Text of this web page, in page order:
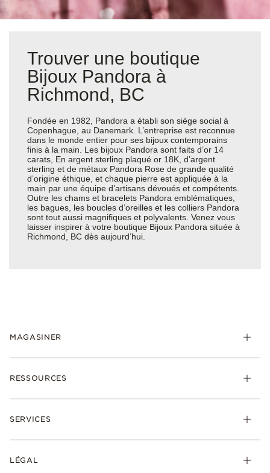
Trouver une boutique
Bijoux Pandora à
Richmond, BC
Fondée en 1982, Pandora a établi son siège social à
Copenhague, au Danemark. L’entreprise est reconnue
dans le monde entier pour ses bijoux contemporains
finis à la main. Les bijoux Pandora sont faits d’or 14
carats, En argent sterling plaqué or 18K, d’argent
sterling et de métaux Pandora Rose de grande qualité
d’origine éthique, et chaque pierre est appliquée à la
main par une équipe d’artisans dévoués et compétents.
Outre les chams et bracelets Pandora emblématiques,
les bagues, les boucles d’oreilles et les colliers Pandora
sont tout aussi magnifiques et polyvalents. Venez vous
laisser inspirer à votre boutique Bijoux Pandora située à
Richmond, BC dès aujourd’hui.
MAGASINER
RESSOURCES
SERVICES
LÉGAL